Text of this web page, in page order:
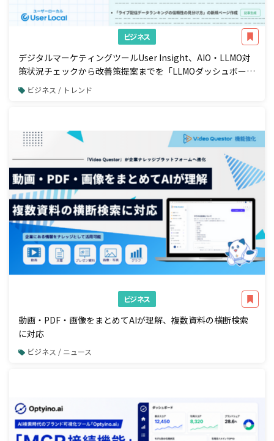
ビジネス
デジタルマーケティングツールUser Insight、AIO・LLMO対
策状況チェックから改善策提案までを「LLMOダッシュボー
ド」で一元管理
ビジネス / トレンド
ビジネス
動画・PDF・画像をまとめてAIが理解、複数資料の横断検索
に対応
ビジネス / ニュース